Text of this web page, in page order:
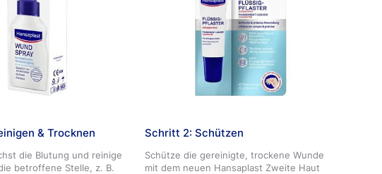
& Trocknen
die Blutung und reinige
betroffene Stelle, z. B.
Schritt 2: Schützen
Schütze die gereinigte, trockene Wunde
mit dem neuen Hansaplast Zweite Haut